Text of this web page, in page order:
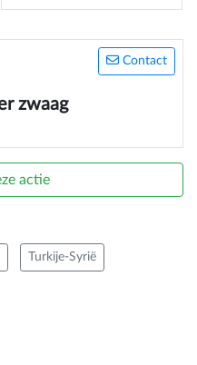
Contact
zwaag
actie
Turkije-Syrië